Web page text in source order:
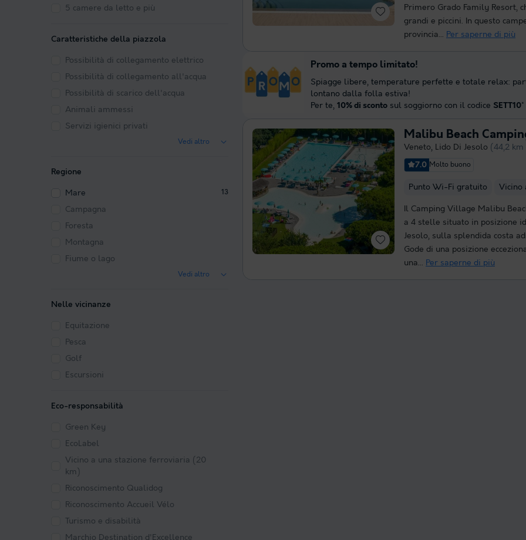
5 camere da letto e più
Caratteristiche della piazzola
Possibilità di collegamento elettrico
Possibilità di collegamento all'acqua
Possibilità di scarico dell'acqua
Animali ammessi
Servizi igienici privati
Vedi altro
Regione
Mare 13
Campagna
Foresta
Montagna
Fiume o lago
Vedi altro
Nelle vicinanze
Equitazione
Pesca
Golf
Escursioni
Eco-responsabilità
Green Key
EcoLabel
Vicino a una stazione ferroviaria (20
km)
Riconoscimento Qualidog
Riconoscimento Accueil Vélo
Turismo e disabilità
Marchio Destination d'Excellence
Primero Grado Family Resort,
grandi e piccini. In questo
provincia... Per saperne di più
Malibu Beach
Veneto, Lido Di Jesolo (44,2
7.0 Molto buono
Punto Wi-Fi gratuito Vicino
Il Camping Village Malibu
a 4 stelle situato in posizione
Jesolo, sulla splendida costa
Gode di una posizione
una... Per saperne di più
Promo a tempo limitato!
Spiagge libere, temperature perfette e totale relax:
lontano dalla folla estiva!
Per te, 10% di sconto sul soggiorno con il codice SETT10*